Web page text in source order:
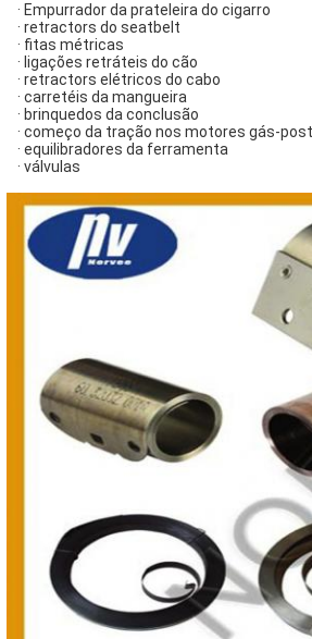
· Empurrador da prateleira do cigarro
· retractors do seatbelt
· fitas métricas
· ligações retráteis do cão
· retractors elétricos do cabo
· carretéis da mangueira
· brinquedos da conclusão
· começo da tração nos motores gás-
· equilibradores da ferramenta
· válvulas